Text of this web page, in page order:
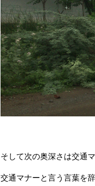
そして次の奥深さは交通マ
交通マナーと言う言葉を